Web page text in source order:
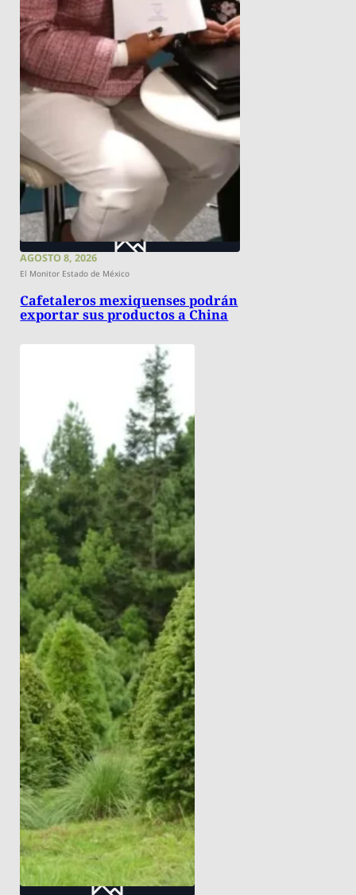
AGOSTO 8, 2026
El Monitor Estado de México
Cafetaleros mexiquenses podrán
exportar sus productos a China